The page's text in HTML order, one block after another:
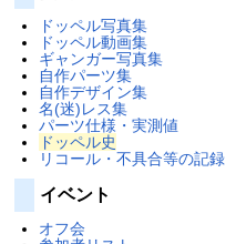
ドッペル写真集
ドッペル動画集
ギャンガー写真集
自作パーツ集
自作デザイン集
名(迷)レス集
パーツ仕様・実測値
ドッペル史
リコール・不具合等の記録
イベント
オフ会